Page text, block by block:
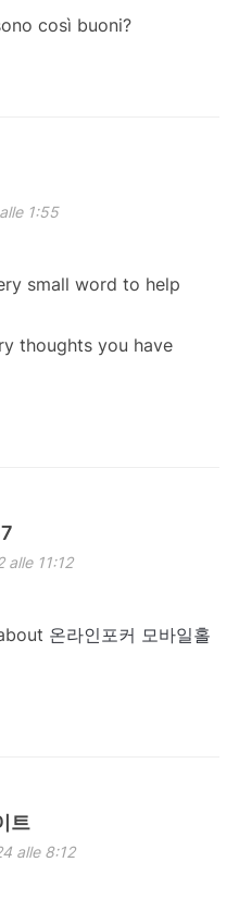
così buoni?
1:55
small word to help
thoughts you have
alle 11:12
온라인포커 모바일홀
트
alle 8:12